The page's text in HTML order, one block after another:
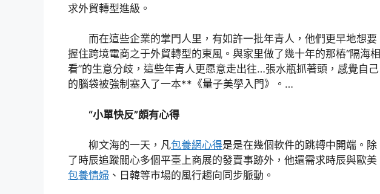
求外貿轉型進級。
而在這些企業的掌門人里，有如許一批年青人，他們更早地想要
握住跨境電商之于外貿轉型的東風。與家里做了幾十年的那樁“隔海相
看”的生意分歧，這些年青人更愿意走出往…張水瓶抓著頭，感覺自己
的腦袋被強制塞入了一本**《量子美學入門》。…
“小單快反”頗有心得
柳文海的一天，凡包養網心得是是在幾個軟件的跳轉中開端。除
了時辰追蹤關心多個平臺上商展的發賣事跡外，他還需求時辰與歐美
包養情婦 、日韓等市場的風行趨向同步脈動。